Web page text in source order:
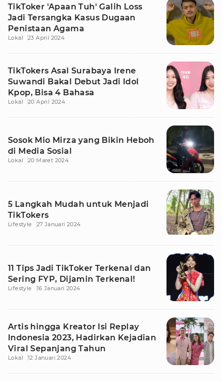
TikToker 'Apaan Tuh' Galih Loss
Jadi Tersangka Kasus Dugaan
Penistaan Agama
Lokal 23 April 2024
TikTokers Asal Surabaya Irene
Suwandi Bakal Debut Jadi Idol
Kpop, Bisa 4 Bahasa
Lokal 20 April 2024
Sosok Mio Mirza yang Bikin Heboh
di Media Sosial
Lokal 20 Maret 2024
5 Langkah Mudah untuk Menjadi
TikTokers
Lifestyle 27 Januari 2024
11 Tips Jadi TikToker Terkenal dan
Sering FYP, Dijamin Terkenal!
Lifestyle 16 Januari 2024
Artis hingga Kreator Isi Replay
Indonesia 2023, Hadirkan Kejadian
Viral Sepanjang Tahun
Lokal 12 Januari 2024